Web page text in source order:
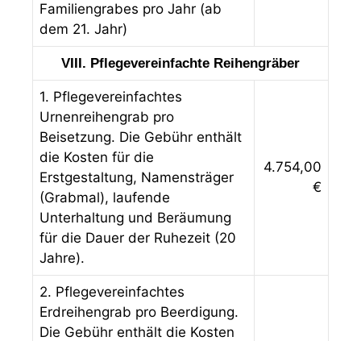
Familiengrabes pro Jahr (ab
dem 21. Jahr)
VIII. Pflegevereinfachte Reihengräber
1. Pflegevereinfachtes
Urnenreihengrab pro
Beisetzung. Die Gebühr enthält
die Kosten für die
Erstgestaltung, Namensträger
(Grabmal), laufende
Unterhaltung und Beräumung
für die Dauer der Ruhezeit (20
Jahre).
4.754,00
€
2. Pflegevereinfachtes
Erdreihengrab pro Beerdigung.
Die Gebühr enthält die Kosten